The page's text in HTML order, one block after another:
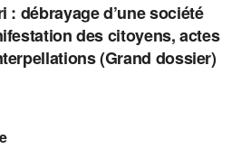
: débrayage d’une société
des citoyens, actes
(Grand dossier)